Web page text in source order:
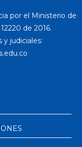
por el Ministerio de
de 2016.
y judiciales: